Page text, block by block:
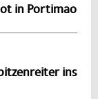
in Portimao
ins